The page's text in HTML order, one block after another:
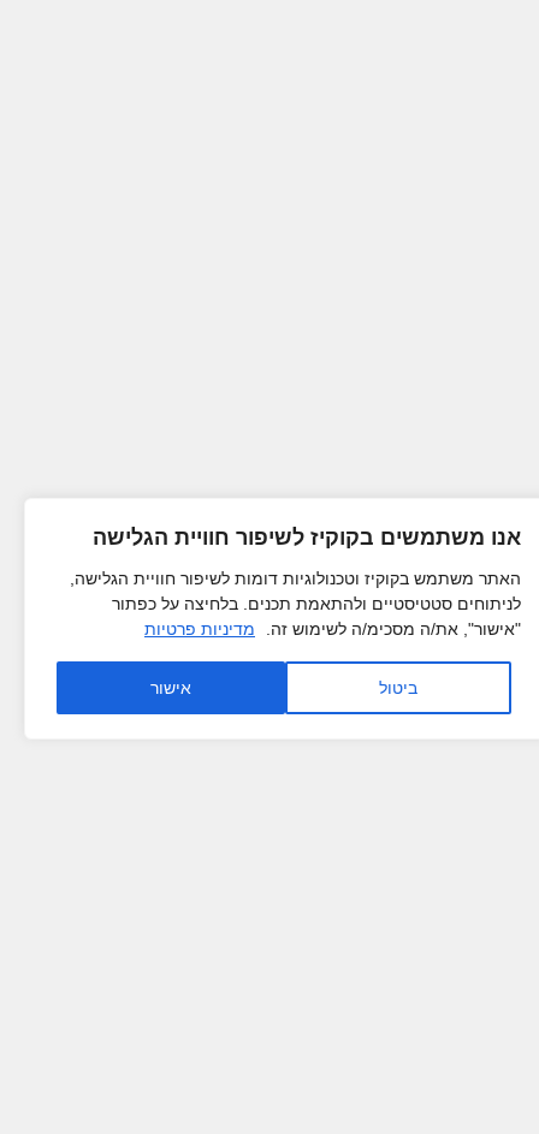
אנו משתמשים בקוקיז לשיפור חוויית הגלישה
האתר משתמש בקוקיז וטכנולוגיות דומות לשיפור חוויית הגלישה,
לניתוחים סטטיסטיים ולהתאמת תכנים. בלחיצה על כפתור
"אישור", את/ה מסכימ/ה לשימוש זה.
מדיניות פרטיות
ביטול אישור